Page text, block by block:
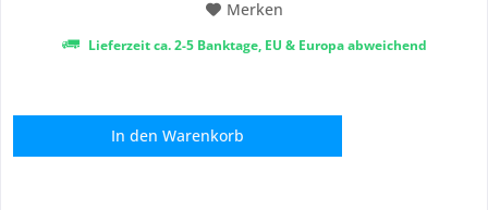
Merken
Lieferzeit ca. 2-5 Banktage, EU & Europa abweichend
In den Warenkorb